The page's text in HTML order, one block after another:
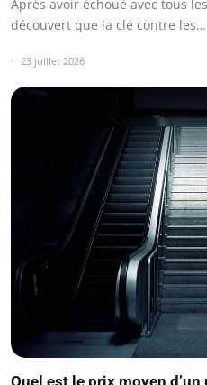
Après avoir échoué avec tous
découvert que la clé contre les…
23 juillet 2026